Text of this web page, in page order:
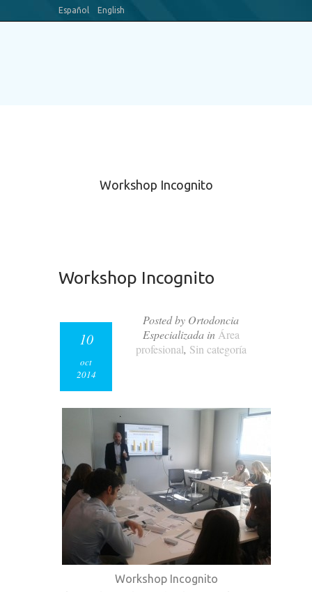
Español English
Workshop Incognito
Workshop Incognito
Posted by Ortodoncia
Especializada in Área
profesional, Sin categoría
10
oct
2014
Workshop Incognito